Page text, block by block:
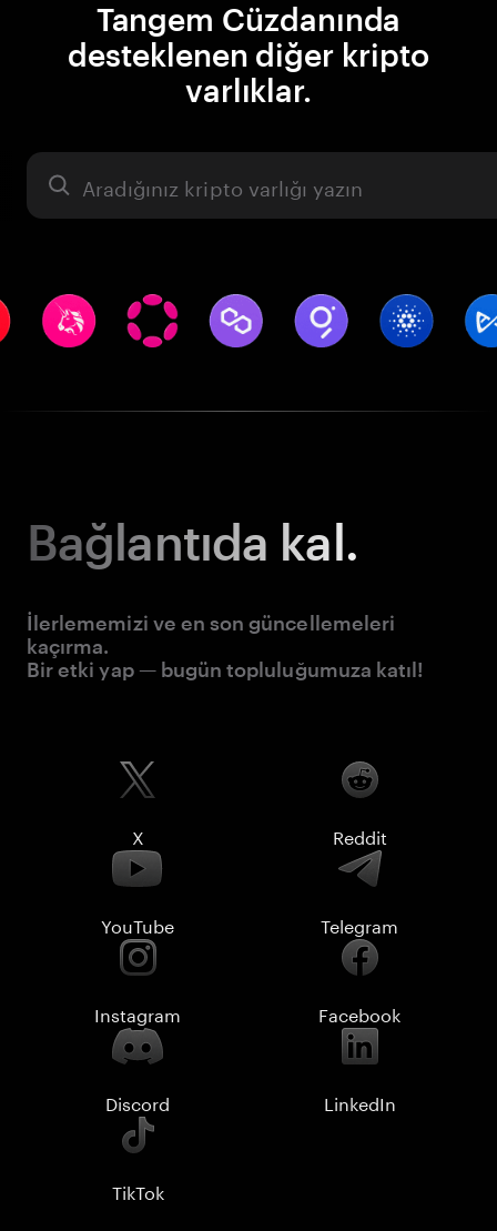
Tangem Cüzdanında
desteklenen diğer kripto
varlıklar.
Varlık
Bağlantıda kal.
İlerlememizi ve en son güncellemeleri
kaçırma.
Bir etki yap — bugün topluluğumuza katıl!
X Reddit
YouTube Telegram
Instagram Facebook
Discord LinkedIn
TikTok